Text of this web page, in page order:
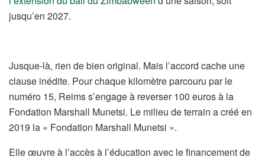
jusqu’en 2027.
Jusque-là, rien de bien original. Mais l’accord cache une
clause inédite. Pour chaque kilomètre parcouru par le
numéro 15, Reims s’engage à reverser 100 euros à la
Fondation Marshall Munetsi. Le milieu de terrain a créé en
2019 la « Fondation Marshall Munetsi ».
Elle œuvre à l’accès à l’éducation avec le financement de